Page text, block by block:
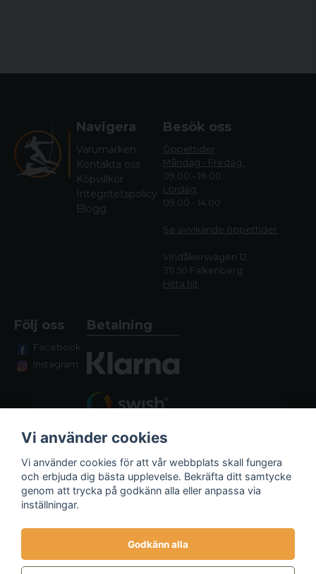
Navigera
Varumärken
Kontakta oss
Köpvillkor
Integritetspolicy
Blogg
Besök oss
Öppettider
Måndag - Fredag:
09.00 - 18.00
Lördag:
09.00 - 14.00
Se avvikande öppettider
Vindåkersvägen 12,
311 50 Falkenberg
Hitta hit
Följ oss
Facebook
Instagram
Betalning
Fraktalternativ
Vi använder cookies
Vi använder cookies för att vår webbplats skall fungera
och erbjuda dig bästa upplevelse. Bekräfta ditt samtycke
genom att trycka på godkänn alla eller anpassa via
inställningar.
Godkänn alla